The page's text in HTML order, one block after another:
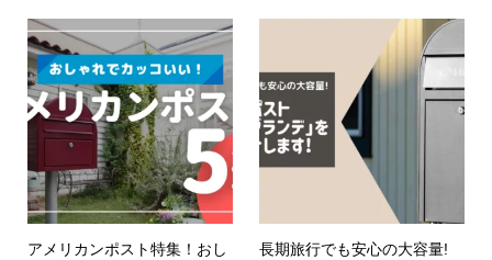
アメリカンポスト特集！おし
長期旅行でも安心の大容量!